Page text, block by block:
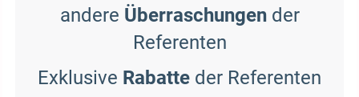
andere Überraschungender
Referenten
Exklusive Rabatte der Referenten